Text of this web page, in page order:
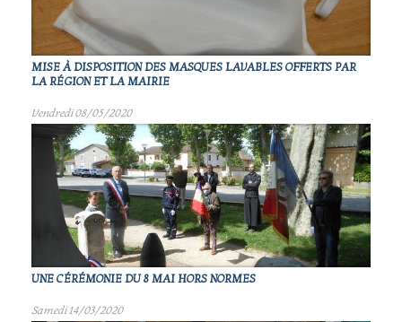
MISE À DISPOSITION DES MASQUES LAVABLES OFFERTS PAR
LA RÉGION ET LA MAIRIE
Vendredi 08/05/2020
UNE CÉRÉMONIE DU 8 MAI HORS NORMES
Samedi 14/03/2020